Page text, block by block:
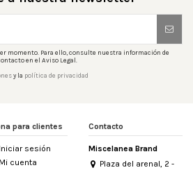
momento. Para ello, consulte nuestra información de
en el Aviso Legal.
y la política de privacidad
para clientes
Iniciar sesión
Mi cuenta
Contacto
Miscelanea Brand
Plaza del arenal, 2 -